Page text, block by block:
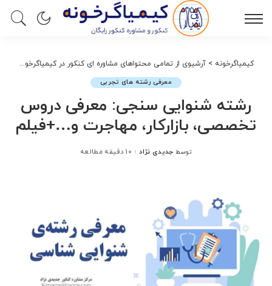
کیمیاگرخونه > آرشیوی از تمامی محتواهای مشاوره ای کنکور در کیمیاگرخونه
معرفی رشته های تجربی
رشته شنوایی سنجی: معرفی دروس
تخصصی، بازارکار، مهاجرت و…+فیلم
ارسال
توسط جدیدی نژاد 10 دقیقه مطالعه